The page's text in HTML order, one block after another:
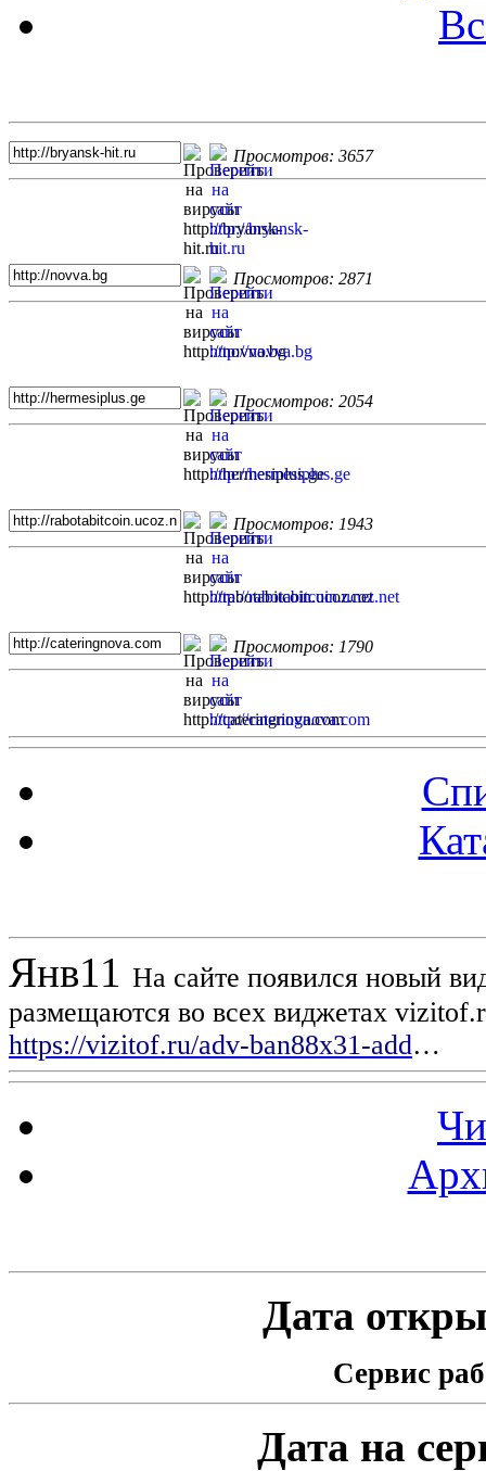
Просмотров: 3657
Просмотров: 2871
Просмотров: 2054
Просмотров: 1943
Просмотров: 1790
Янв11 На сайте появился новый
размещаются во всех виджетах
https://vizitof.ru/adv-ban88x31-add…
Дата
Сервис
Дата на